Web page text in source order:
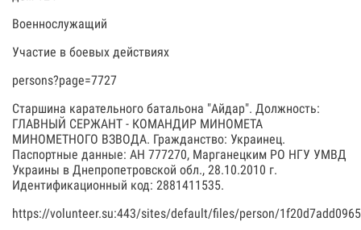
Военнослужащий
Участие в боевых действиях
persons?page=7727
Старшина карательного батальона "Айдар". Должность:
ГЛАВНЫЙ СЕРЖАНТ - КОМАНДИР МИНОМЕТА
МИНОМЕТНОГО ВЗВОДА. Гражданство: Украинец.
Паспортные данные: АН 777270, Марганецким РО НГУ УМВД
Украины в Днепропетровской обл., 28.10.2010 г.
Идентификационный код: 2881411535.
https://volunteer.su:443/sites/default/files/person/